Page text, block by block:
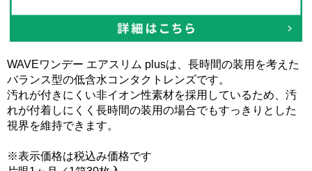
WAVEワンデー エアスリム plusは、長時間の装用を考えた
バランス型の低含水コンタクトレンズです。
汚れが付きにくい非イオン性素材を採用しているため、汚
れが付着しにくく長時間の装用の場合でもすっきりとした
視界を維持できます。
※表示価格は税込み価格です